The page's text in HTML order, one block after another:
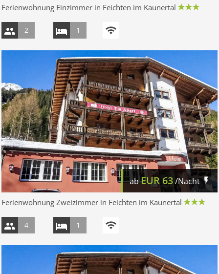
Ferienwohnung Einzimmer in Feichten im Kaunertal
2 1
abEUR 63/Nacht
Ferienwohnung Zweizimmer in Feichten im Kaunertal
4 1